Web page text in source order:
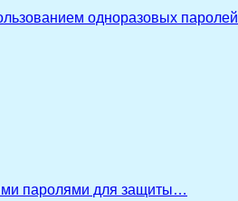
одноразовых паролей
паролями для защиты…